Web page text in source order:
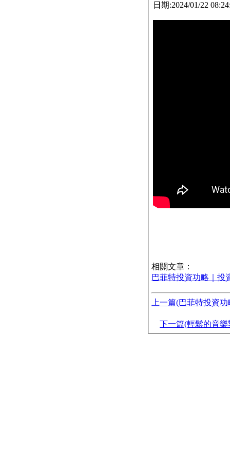
日期:2024/01/22
相關文章：
巴菲特投資功略｜投
上一篇(巴菲特投資
下一篇(輕鬆的音